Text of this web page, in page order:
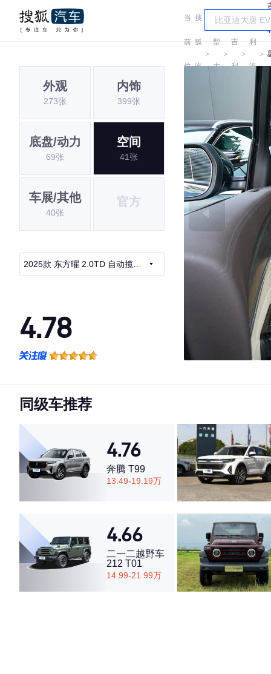
当
前
位
搜
狐
汽
＞
车
型
大
＞
吉
利
＞
吉
利
汽
车
＞
外观
273张
内饰
399张
底盘/动力
69张
空间
41张
车展/其他
40张
官方
2025款 东方曜 2.0TD 自动揽星
4.78
·空间表现较为优秀，优于64%同级车
同级车推荐
4.76
奔腾 T99
13.49-19.19万
4.66
二一二越野车
212 T01
14.99-21.99万